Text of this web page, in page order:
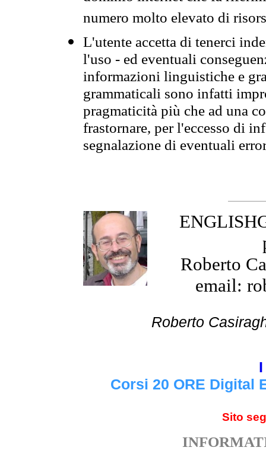
numero molto elevato di
L'utente accetta di tenerci
l'uso - ed eventuali
informazioni linguistiche e
grammaticali sono infatti
pragmaticità più che ad una
frastornare, per l'eccesso di
segnalazione di eventuali
Roberto
email:
Roberto
Corsi 20 ORE Digital
Sito